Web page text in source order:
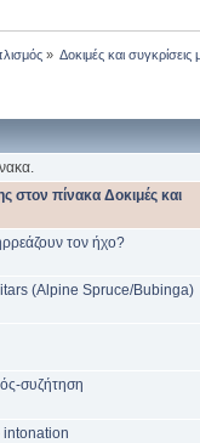
» Δοκιμές και
πίνακα Δοκιμές και
τον ήχο?
(Alpine Spruce/Bubinga)
συζήτηση